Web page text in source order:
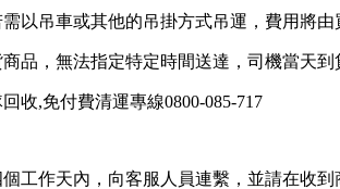
以吊車或其他的吊掛方式吊運，費用將由
品，無法指定特定時間送達，司機當天
收,免付費清運專線0800-085-717
工作天內，向客服人員連繫，並請在收